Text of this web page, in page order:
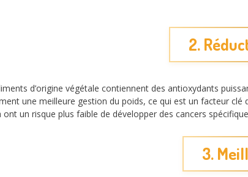
2.
d’origine végétale contiennent des antioxydants
une meilleure gestion du poids, ce qui est un facteur
ont un risque plus faible de développer des cancers
3.